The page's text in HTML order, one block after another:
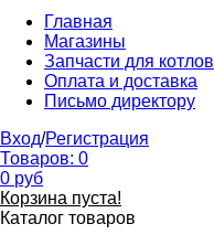
Главная
Магазины
Запчасти для котлов
Оплата и доставка
Письмо директору
Вход/Регистрация
Товаров: 0
0 руб
Корзина пуста!
Каталог товаров